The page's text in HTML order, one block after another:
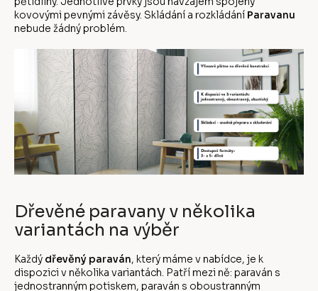
kovovými pevnými závěsy. Skládání a rozkládání Paravanu
nebude žádný problém.
Dřevěné paravany v několika
variantách na výběr
Každý dřevěný paraván, který máme v nabídce, je k
dispozici v několika variantách. Patří mezi ně: paraván s
jednostranným potiskem, paraván s oboustranným